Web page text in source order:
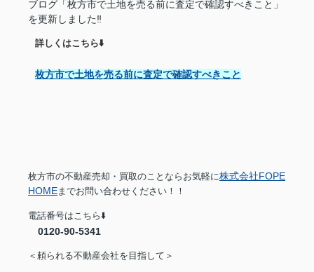
ブログ「枚方市で土地を売る前に査定で確認すべきこと」
を更新しました‼︎
詳しくはこちら⬇️
枚方市で土地を売る前に査定で確認すべきこと
枚方市の不動産売却・買取のことならお気軽に株式会社FOPE
HOME までお問い合わせください！！
電話番号はこちら⬇️
0120-90-5341
＜頼られる不動産会社を目指して＞